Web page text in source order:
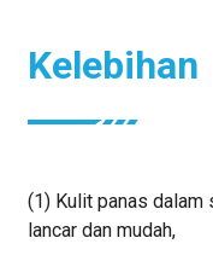
Kelebihan
(1) Kulit panas dalam
lancar dan mudah,